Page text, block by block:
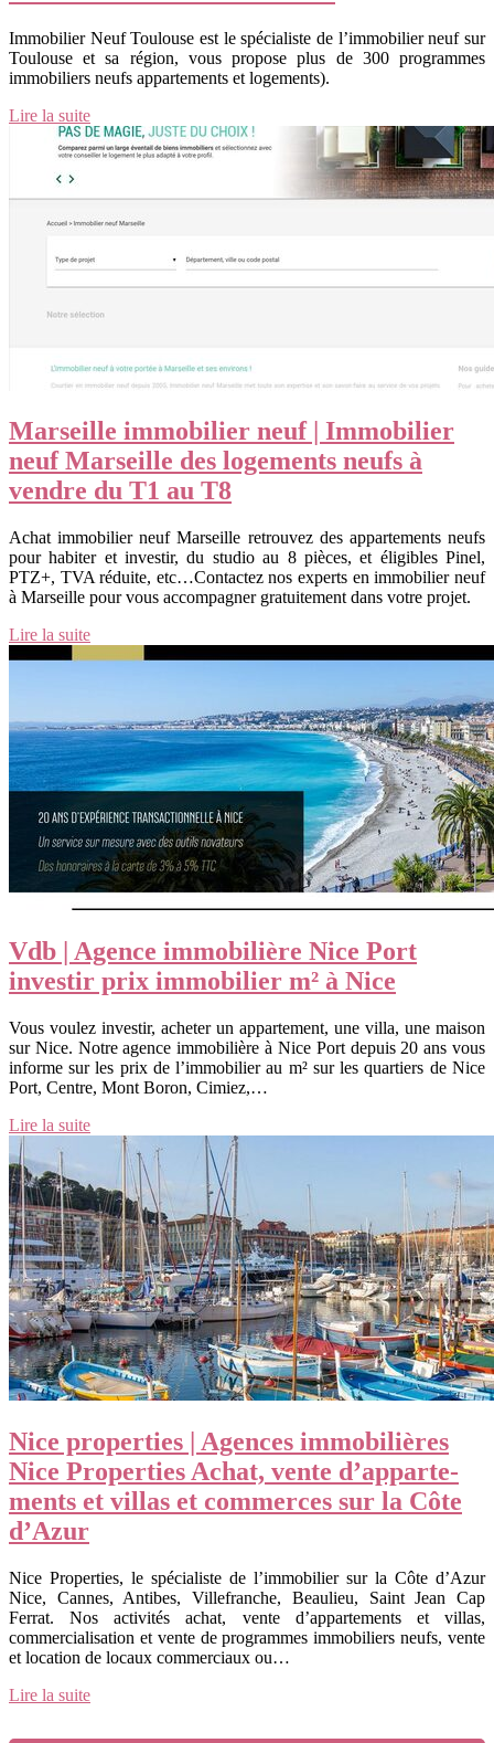
Immobilier Neuf Toulouse est le spécialiste de l’immobilier neuf sur
Toulouse et sa région, vous propose plus de 300 programmes
immobiliers neufs appartements et logements).
Lire la suite
Marseille immobilier neuf | Immobilier
neuf Marseille des logements neufs à
vendre du T1 au T8
Achat immobilier neuf Marseille retrouvez des appartements neufs
pour habiter et investir, du studio au 8 pièces, et éligibles Pinel,
PTZ+, TVA réduite, etc…Contactez nos experts en immobilier neuf
à Marseille pour vous accompagner gratuitement dans votre projet.
Lire la suite
Vdb | Agence immobilière Nice Port
investir prix immobilier m² à Nice
Vous voulez investir, acheter un appartement, une villa, une maison
sur Nice. Notre agence immobilière à Nice Port depuis 20 ans vous
informe sur les prix de l’immobilier au m² sur les quartiers de Nice
Port, Centre, Mont Boron, Cimiez,…
Lire la suite
Nice properties | Agences im­mobi­lières
Nice Properties Achat, vente d’ap­par­te­
ments et villas et commerces sur la Côte
d’Azur
Nice Properties, le spécialiste de l’immobilier sur la Côte d’Azur
Nice, Cannes, Antibes, Villefranche, Beaulieu, Saint Jean Cap
Ferrat. Nos activités achat, vente d’appartements et villas,
commercialisation et vente de programmes immobiliers neufs, vente
et location de locaux commerciaux ou…
Lire la suite